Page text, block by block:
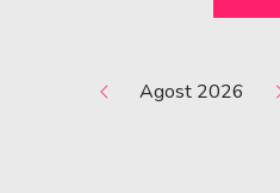
Agost 2026